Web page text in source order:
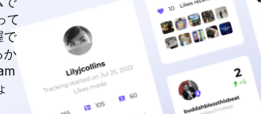
て
で
か